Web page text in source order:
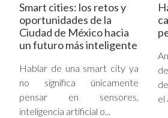
Smart cities: los retos y
oportunidades de la
Ciudad de México hacia
un futuro más inteligente
Hablar de una smart city ya
no significa únicamente
pensar en sensores,
inteligencia artificial o...
el